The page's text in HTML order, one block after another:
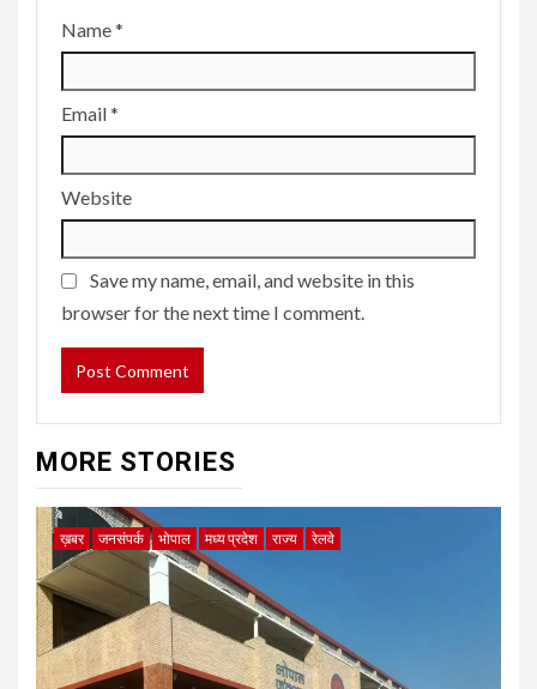
Name*
Email*
Website
Save my name, email, and website in this
browser for the next time I comment.
MORE STORIES
ख़बर जनसंपर्क भोपाल मध्य प्रदेश राज्य रेलवे